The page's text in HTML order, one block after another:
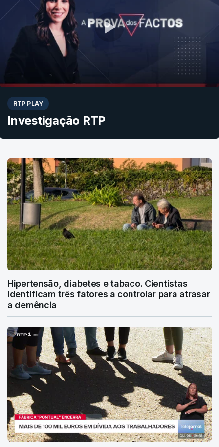
RTP PLAY
Investigação RTP
Hipertensão, diabetes e tabaco. Cientistas
identificam três fatores a controlar para atrasar
a demência